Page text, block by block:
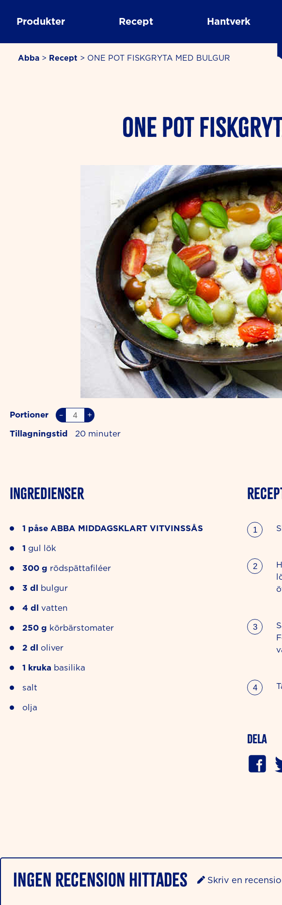
Produkter Recept Hantverk
Abba> Recept > ONE POT FISKGRYTA MED BULGUR
ONE POT
Portioner – +
Tillagningstid 20
INGREDIENSER
1 påse ABBA MIDDAGSKLART VITVINSSÅS
1 gul lök
300 g rödspättafiléer
3 dl bulgur
4 dl vatten
250 g körbärstomater
2 dl oliver
1 kruka basilika
salt
olja
Dela
Ingen recension hittades Skriv en